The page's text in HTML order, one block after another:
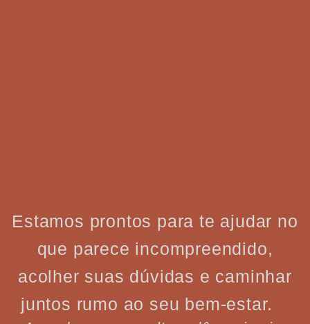
Estamos prontos para te ajudar no
que parece incompreendido,
acolher suas dúvidas e caminhar
juntos rumo ao seu bem-estar.